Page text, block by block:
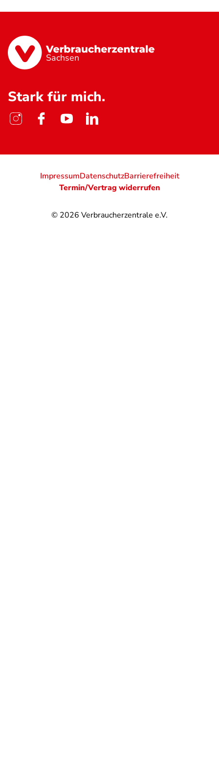
Sachsen
Stark für mich.
© 2026 Verbraucherzentrale e.V.
ImpressumDatenschutzBarrierefreiheit
Termin/Vertrag widerrufen